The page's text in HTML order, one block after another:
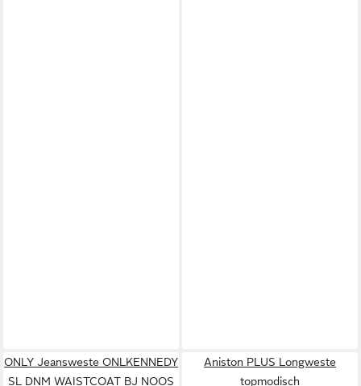
ONLY Jeansweste ONLKENNEDY
SL DNM WAISTCOAT BJ NOOS
Aniston PLUS Longweste
topmodisch